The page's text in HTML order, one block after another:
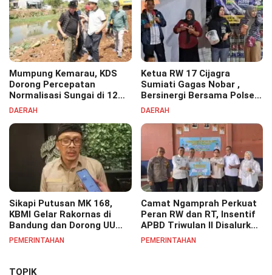
Mumpung Kemarau, KDS
Dorong Percepatan
Normalisasi Sungai di 12
Kecamatan Tekan Resiko
DAERAH
Ketua RW 17 Cijagra
Sumiati Gagas Nobar ,
Bersinergi Bersama Polsek
Bojongsoang Semarakkan
DAERAH
Sikapi Putusan MK 168,
KBMI Gelar Rakornas di
Bandung dan Dorong UU
Perlindungan Pekerja
PEMERINTAHAN
Camat Ngamprah Perkuat
Peran RW dan RT, Insentif
APBD Triwulan II Disalurkan
untuk Tingkatkan
PEMERINTAHAN
TOPIK